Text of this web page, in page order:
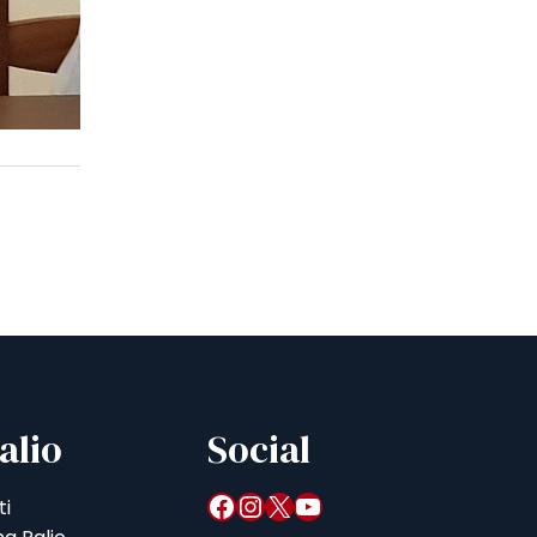
Social
Facebook InstagramX YouTube